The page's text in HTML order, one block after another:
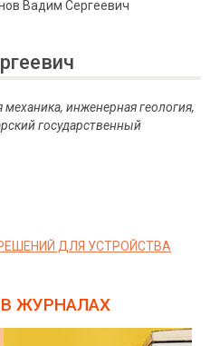
Вадим Сергеевич
механика, инженерная геология,
государственный
ДЛЯ УСТРОЙСТВА
В ЖУРНАЛАХ